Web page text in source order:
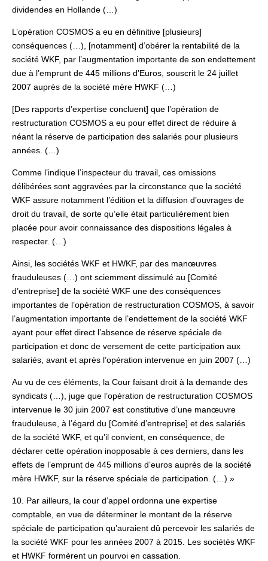
dividendes en Hollande (…)
L’opération COSMOS a eu en définitive [plusieurs]
conséquences (…), [notamment] d’obérer la rentabilité de la
société WKF, par l’augmentation importante de son endettement
due à l’emprunt de 445 millions d’Euros, souscrit le 24 juillet
2007 auprès de la société mère HWKF (…)
[Des rapports d’expertise concluent] que l’opération de
restructuration COSMOS a eu pour effet direct de réduire à
néant la réserve de participation des salariés pour plusieurs
années. (…)
Comme l’indique l’inspecteur du travail, ces omissions
délibérées sont aggravées par la circonstance que la société
WKF assure notamment l’édition et la diffusion d’ouvrages de
droit du travail, de sorte qu’elle était particulièrement bien
placée pour avoir connaissance des dispositions légales à
respecter. (…)
Ainsi, les sociétés WKF et HWKF, par des manœuvres
frauduleuses (…) ont sciemment dissimulé au [Comité
d’entreprise] de la société WKF une des conséquences
importantes de l’opération de restructuration COSMOS, à savoir
l’augmentation importante de l’endettement de la société WKF
ayant pour effet direct l’absence de réserve spéciale de
participation et donc de versement de cette participation aux
salariés, avant et après l’opération intervenue en juin 2007 (…)
Au vu de ces éléments, la Cour faisant droit à la demande des
syndicats (…), juge que l’opération de restructuration COSMOS
intervenue le 30 juin 2007 est constitutive d’une manœuvre
frauduleuse, à l’égard du [Comité d’entreprise] et des salariés
de la société WKF, et qu’il convient, en conséquence, de
déclarer cette opération inopposable à ces derniers, dans les
effets de l’emprunt de 445 millions d’euros auprès de la société
mère HWKF, sur la réserve spéciale de participation. (…) »
10. Par ailleurs, la cour d’appel ordonna une expertise
comptable, en vue de déterminer le montant de la réserve
spéciale de participation qu’auraient dû percevoir les salariés de
la société WKF pour les années 2007 à 2015. Les sociétés WKF
et HWKF formèrent un pourvoi en cassation.